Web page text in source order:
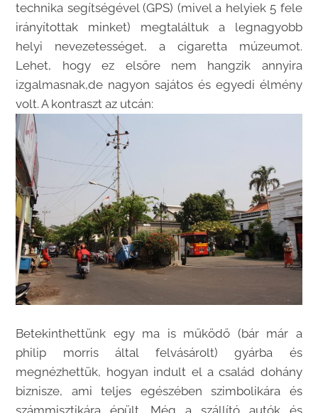
technika segítségével (GPS) (mivel a helyiek 5 fele
irányítottak minket) megtaláltuk a legnagyobb
helyi nevezetességet, a cigaretta múzeumot.
Lehet, hogy ez elsőre nem hangzik annyira
izgalmasnak,de nagyon sajátos és egyedi élmény
volt. A kontraszt az utcán:
Betekinthettünk egy ma is működő (bár már a
philip morris által felvásárolt) gyárba és
megnézhettük, hogyan indult el a család dohány
biznisze, ami teljes egészében szimbolikára és
számmisztikára épült. Még a szállító autók és